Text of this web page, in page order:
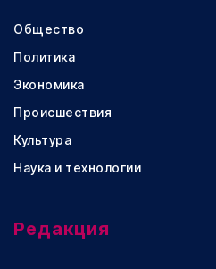
Общество
Политика
Экономика
Происшествия
Культура
Наука и технологии
Редакция